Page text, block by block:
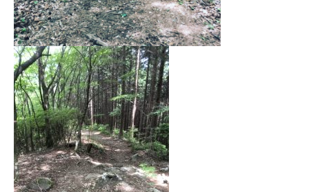
会社概要
個人情報保護